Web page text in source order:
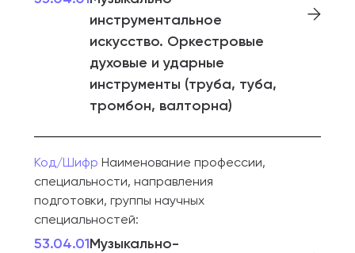
инструментальное
искусство. Оркестровые
духовые и ударные
инструменты (труба, туба,
тромбон, валторна)
Код/Шифр Наименование профессии,
специальности, направления
подготовки, группы научных
специальностей:
53.04.01Музыкально-